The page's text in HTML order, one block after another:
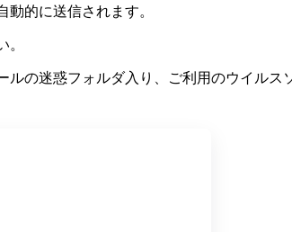
的に送信されます。
の迷惑フォルダ入り、ご利用のウイルス